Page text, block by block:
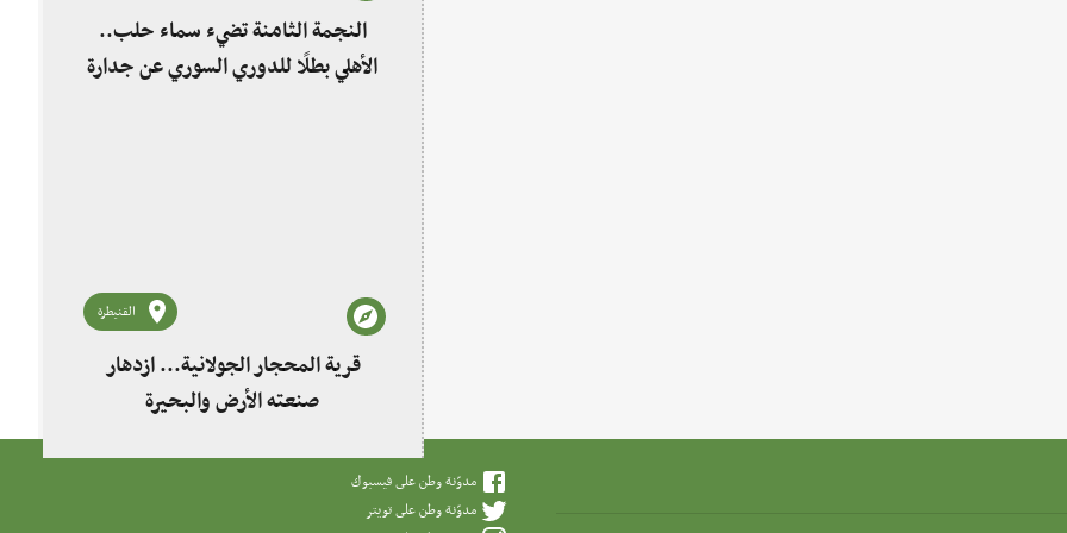
النجمة الثامنة تضيء سماء حلب..
الأهلي بطلًا للدوري السوري عن جدارة
القنيطرة
قرية المحجار الجولانية... ازدهار
صنعته الأرض والبحيرة
مدوّنة وطن على فيسبوك
مدوّنة وطن على تويتر